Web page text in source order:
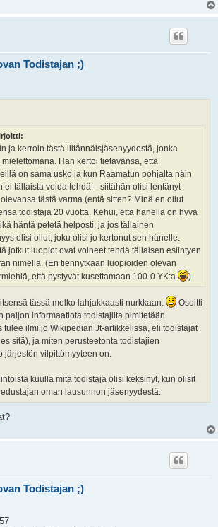
Todistajan ;)
ja kerroin tästä liitännäisjäsenyydestä, jonka
Hän kertoi tietävänsä, että
on sama usko ja kun Raamatun pohjalta näin
ei tällaista voida tehdä – siitähän olisi lentänyt
tästä varma (entä sitten? Minä en ollut
todistaja 20 vuotta. Kehui, että hänellä on hyvä
häntä petetä helposti, ja jos tällainen
olisi ollut, joku olisi jo kertonut sen hänelle.
jotkut luopiot ovat voineet tehdä tällaisen esiintyen
nimellä. (En tiennytkään luopioiden olevan
että pystyvät kusettamaan 100-0 YK:a
)
tässä melko lahjakkaasti nurkkaan.
Osoitti
paljon informaatiota todistajilta pimitetään
tulee ilmi jo Wikipedian Jt-artikkelissa, eli todistajat
sitä), ja miten perusteetonta todistajien
järjestön vilpittömyyteen on.
kuulla mitä todistaja olisi keksinyt, kun olisit
oman lausunnon jäsenyydestä.
Todistajan ;)